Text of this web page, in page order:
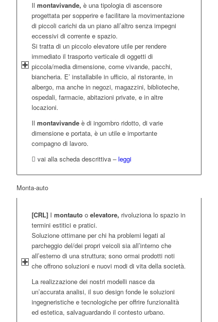
Il montavivande, è una tipologia di ascensore
progettata per sopperire e facilitare la movimentazione
di piccoli carichi da un piano all’altro senza impegni
eccessivi di corrente e spazio.
Si tratta di un piccolo elevatore utile per rendere
immediato il trasporto verticale di oggetti di
piccola/media dimensione, come vivande, pacchi,
biancheria. E’ installabile in ufficio, al ristorante, in
albergo, ma anche in negozi, magazzini, biblioteche,
ospedali, farmacie, abitazioni private, e in altre
locazioni.
Il montavivandeè di ingombro ridotto, di varie
dimensione e portata, è un utile e importante
compagno di lavoro.
vai alla scheda descrittiva –leggi
Monta-auto
[CRL]I montautoo elevatore, rivoluziona lo spazio in
termini estitici e pratici.
Soluzione ottimane per chi ha problemi legati al
parcheggio del/dei propri veicoli sia all’interno che
all’esterno di una struttura; sono ormai prodotti noti
che offrono soluzioni e nuovi modi di vita della società.
La realizzazione dei nostri modelli nasce da
un’accurata analisi, il suo design fonde le soluzioni
ingegneristiche e tecnologiche per offrire funzionalità
ed estetica, salvaguardando il contesto urbano.